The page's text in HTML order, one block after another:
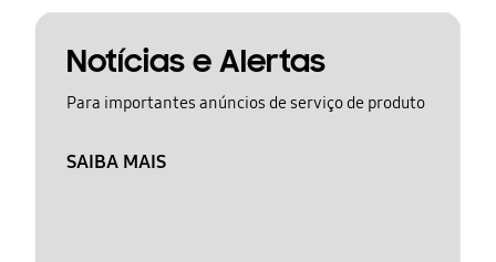
Notícias e Alertas
Para importantes anúncios de serviço de produto
SAIBA MAIS